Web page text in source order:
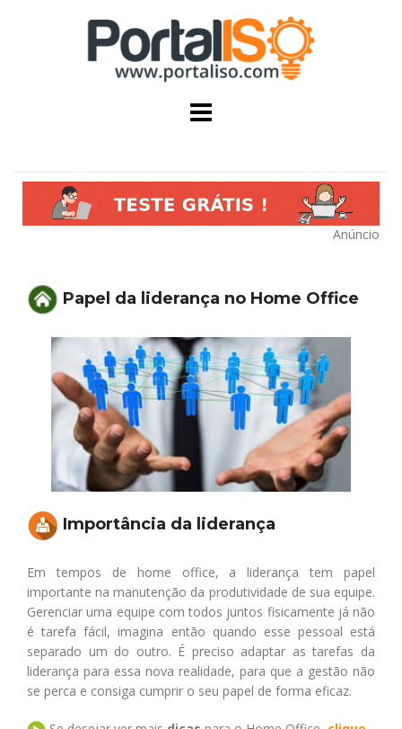
Anúncio
Papel da liderança no Home Office
Importância da liderança
Em tempos de home office, a liderança tem papel
importante na manutenção da produtividade de sua equipe.
Gerenciar uma equipe com todos juntos fisicamente já não
é tarefa fácil, imagina então quando esse pessoal está
separado um do outro. É preciso adaptar as tarefas da
liderança para essa nova realidade, para que a gestão não
se perca e consiga cumprir o seu papel de forma eficaz.